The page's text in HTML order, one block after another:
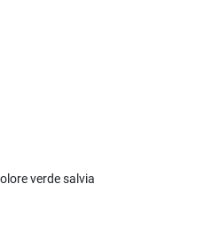
verde salvia